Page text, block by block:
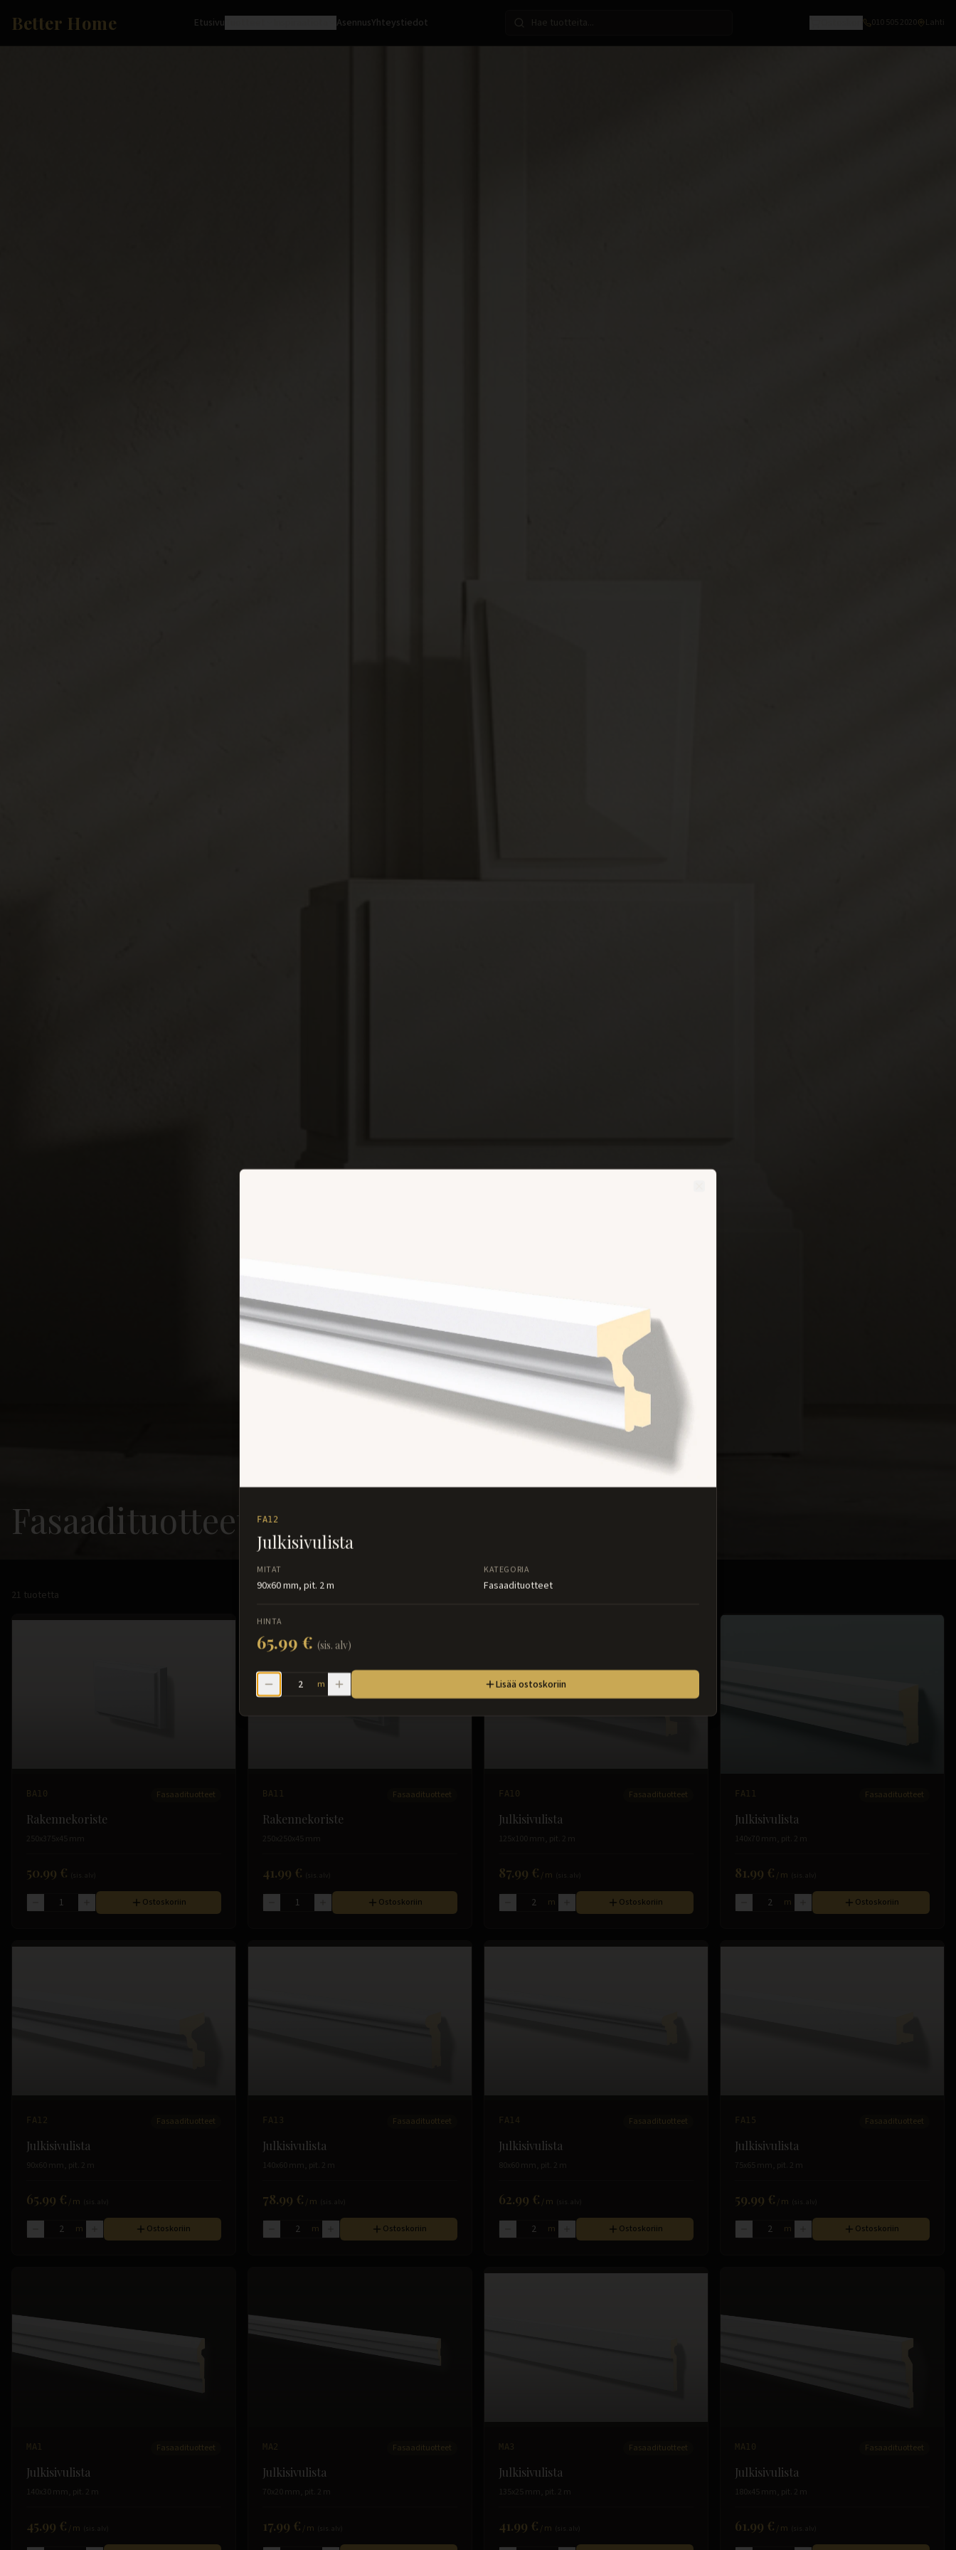
Better Home Etusivu AsennusYhteystiedot 010 505 2020 Lahti
Fasaadituotteet
21 tuotetta
BA10 Fasaadituotteet
Rakennekoriste
250x375x45 mm
50.99 €
Ostoskoriin
BA11 Fasaadituotteet
Rakennekoriste
250x250x45 mm
41.99 €
Ostoskoriin
FA10 Fasaadituotteet
Julkisivulista
125x100 mm, pit. 2 m
87.99 € /m
m Ostoskoriin
FA11 Fasaadituotteet
Julkisivulista
140x70 mm, pit. 2 m
81.99 € /m
m Ostoskoriin
FA12 Fasaadituotteet
Julkisivulista
90x60 mm, pit. 2 m
65.99 € /m
m Ostoskoriin
FA13 Fasaadituotteet
Julkisivulista
140x60 mm, pit. 2 m
78.99 € /m
m Ostoskoriin
FA14 Fasaadituotteet
Julkisivulista
80x60 mm, pit. 2 m
62.99 € /m
m Ostoskoriin
FA15 Fasaadituotteet
Julkisivulista
75x65 mm, pit. 2 m
59.99 € /m
m Ostoskoriin
MA1 Fasaadituotteet
Julkisivulista
140x30 mm, pit. 2 m
45.99 € /m
MA2 Fasaadituotteet
Julkisivulista
70x20 mm, pit. 2 m
17.99 € /m
MA3 Fasaadituotteet
Julkisivulista
135x25 mm, pit. 2 m
41.99 € /m
MA10 Fasaadituotteet
Julkisivulista
180x45 mm, pit. 2 m
61.99 € /m
FA12
Julkisivulista
MITAT
90x60 mm, pit. 2 m
KATEGORIA
Fasaadituotteet
HINTA
65.99 € (sis. alv)
m Lisää ostoskoriin